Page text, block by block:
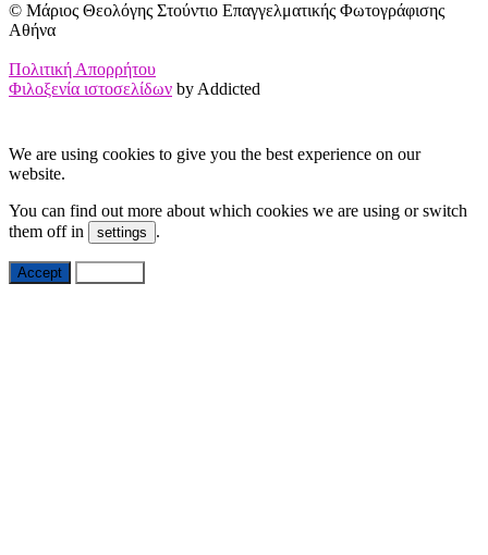
© Μάριος Θεολόγης Στούντιο Επαγγελματικής Φωτογράφισης
Αθήνα
Πολιτική Απορρήτου
Φιλοξενία ιστοσελίδων by Addicted
We are using cookies to give you the best experience on our
website.
You can find out more about which cookies we are using or switch
them off in
settings .
Accept